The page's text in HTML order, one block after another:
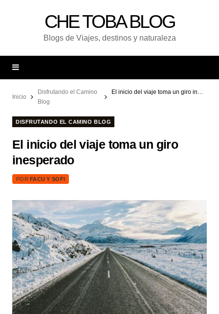
CHE TOBA BLOG
Blogs de Viajes, destinos y naturaleza
Inicio
Disfrutando el Camino
Blog
El inicio del viaje toma un giro inesperado
DISFRUTANDO EL CAMINO BLOG
El inicio del viaje toma un giro
inesperado
POR FACU Y SOFI